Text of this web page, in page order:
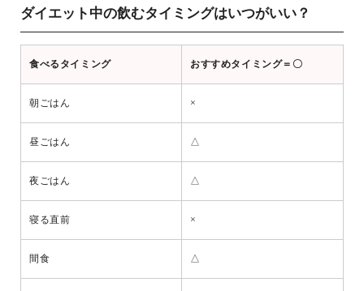
ダイエット中の飲むタイミングはいつがいい？
食べるタイミング おすすめタイミング＝〇
朝ごはん ×
昼ごはん △
夜ごはん △
寝る直前 ×
間食 △